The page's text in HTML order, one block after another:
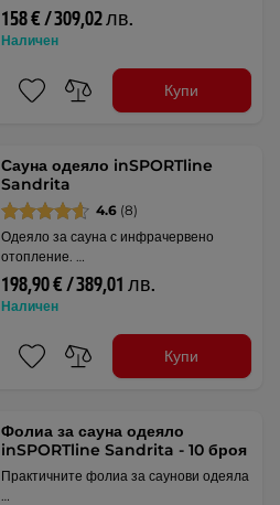
158 € / 309,02 лв.
Наличен
Купи
Сауна одеяло inSPORTline
Sandrita
4.6 (8)
Одеяло за сауна с инфрачервено
отопление. …
198,90 € / 389,01 лв.
Наличен
Купи
Фолиа за сауна одеяло
inSPORTline Sandrita - 10 броя
Практичните фолиа за саунови одеяла
…